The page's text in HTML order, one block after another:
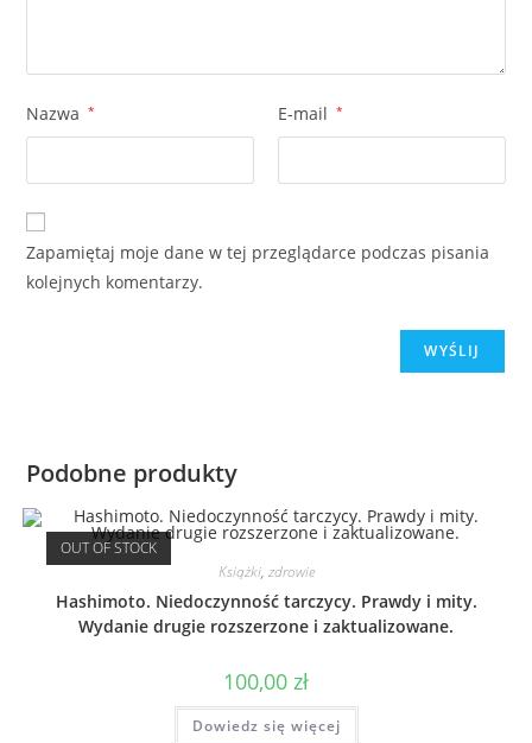
Nazwa * E-mail *
Zapamiętaj moje dane w tej przeglądarce podczas pisania
kolejnych komentarzy.
Podobne produkty
OUT OF STOCK
Książki, zdrowie
Hashimoto. Niedoczynność tarczycy. Prawdy i mity.
Wydanie drugie rozszerzone i zaktualizowane.
100,00 zł
Dowiedz się więcej